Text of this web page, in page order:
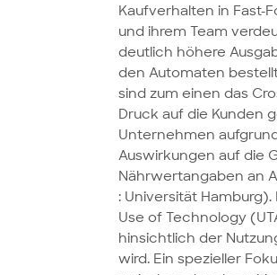
Kaufverhalten in Fast-
und ihrem Team
deutlich höhere
den Automaten
sind zum einen das
Druck auf die Kunden
Unternehmen
Auswirkungen auf die
Nährwertangaben an
: Universität
Use of Technology
hinsichtlich der
wird. Ein spezieller